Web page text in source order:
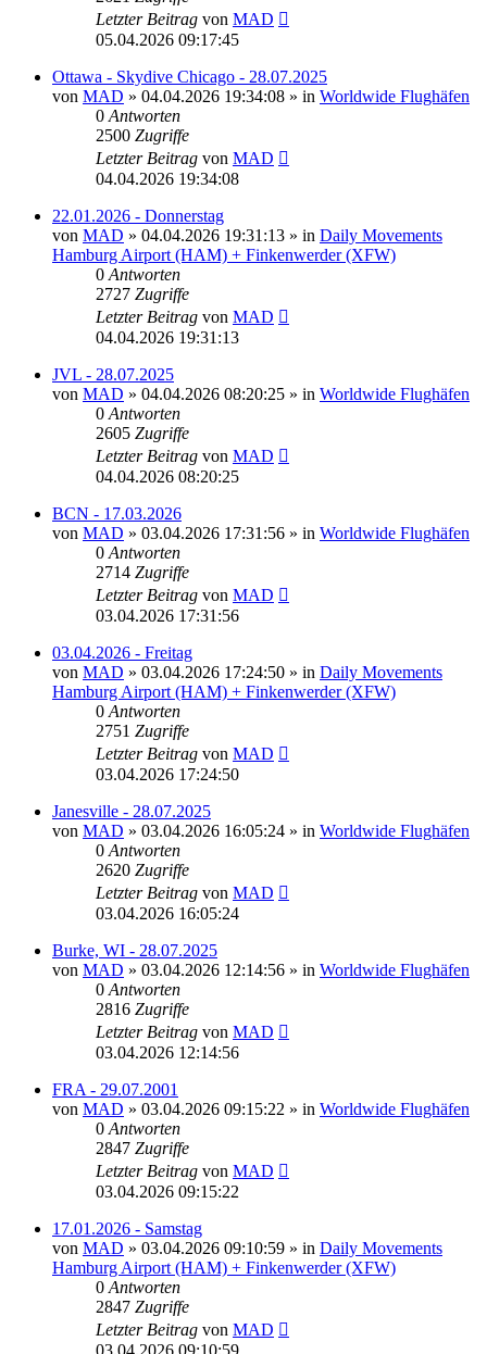
Letzter Beitrag von MAD
05.04.2026 09:17:45
Ottawa - Skydive Chicago - 28.07.2025
von MAD » 04.04.2026 19:34:08 » in Worldwide Flughäfen
0 Antworten
2500 Zugriffe
Letzter Beitrag von MAD
04.04.2026 19:34:08
22.01.2026 - Donnerstag
von MAD » 04.04.2026 19:31:13 » in Daily Movements
Hamburg Airport (HAM) + Finkenwerder (XFW)
0 Antworten
2727 Zugriffe
Letzter Beitrag von MAD
04.04.2026 19:31:13
JVL - 28.07.2025
von MAD » 04.04.2026 08:20:25 » in Worldwide Flughäfen
0 Antworten
2605 Zugriffe
Letzter Beitrag von MAD
04.04.2026 08:20:25
BCN - 17.03.2026
von MAD » 03.04.2026 17:31:56 » in Worldwide Flughäfen
0 Antworten
2714 Zugriffe
Letzter Beitrag von MAD
03.04.2026 17:31:56
03.04.2026 - Freitag
von MAD » 03.04.2026 17:24:50 » in Daily Movements
Hamburg Airport (HAM) + Finkenwerder (XFW)
0 Antworten
2751 Zugriffe
Letzter Beitrag von MAD
03.04.2026 17:24:50
Janesville - 28.07.2025
von MAD » 03.04.2026 16:05:24 » in Worldwide Flughäfen
0 Antworten
2620 Zugriffe
Letzter Beitrag von MAD
03.04.2026 16:05:24
Burke, WI - 28.07.2025
von MAD » 03.04.2026 12:14:56 » in Worldwide Flughäfen
0 Antworten
2816 Zugriffe
Letzter Beitrag von MAD
03.04.2026 12:14:56
FRA - 29.07.2001
von MAD » 03.04.2026 09:15:22 » in Worldwide Flughäfen
0 Antworten
2847 Zugriffe
Letzter Beitrag von MAD
03.04.2026 09:15:22
17.01.2026 - Samstag
von MAD » 03.04.2026 09:10:59 » in Daily Movements
Hamburg Airport (HAM) + Finkenwerder (XFW)
0 Antworten
2847 Zugriffe
Letzter Beitrag von MAD
03.04.2026 09:10:59